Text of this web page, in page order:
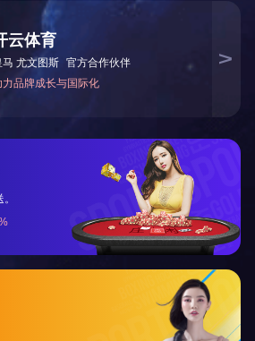
司电话)
资者电话)
关于公司
关于公司
领导介绍
组织结构
发展历程
发展战略
爱游戏手机登
荣誉资质